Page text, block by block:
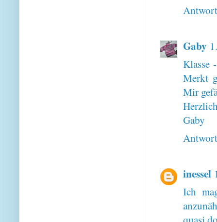
Gaby
Klasse
Merkt
Mir
Gaby
inessel
Ich